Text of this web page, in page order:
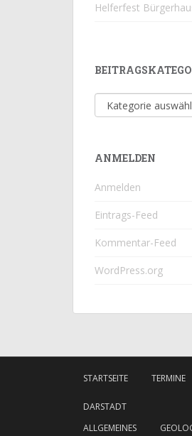
Helferfest
Beitragskategorie
ANMELDEN
Anmelden
Eintrags-Feed
Kommentar-Feed
WordPress.org
STARTSEITE TERMINE
DARSTADT
ALLGEMEINES